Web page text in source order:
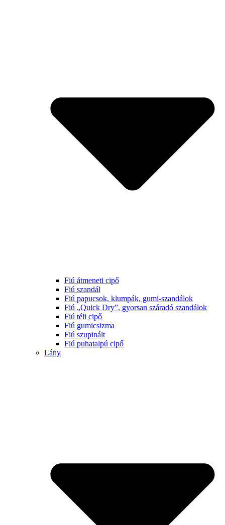
Fiú átmeneti cipő
Fiú szandál
Fiú papucsok, klumpák, gumi-szandálok
Fiú „Quick Dry”, gyorsan száradó szandálok
Fiú téli cipő
Fiú gumicsizma
Fiú szupinált
Fiú puhatalpú cipő
Lány